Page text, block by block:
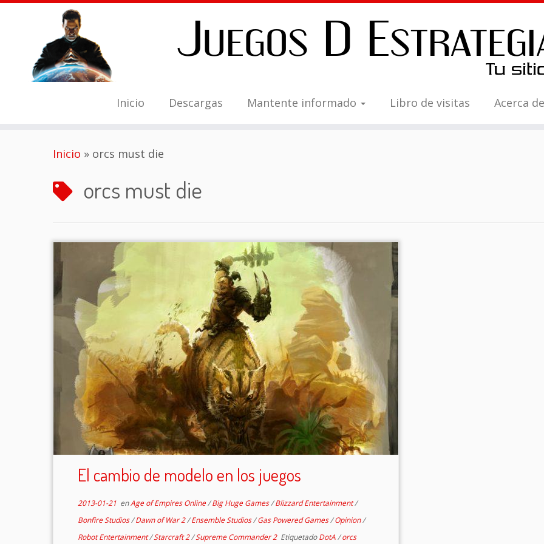
Inicio Descargas Mantente informado Libro de visitas Acerca
Inicio » orcs must die
orcs must die
El cambio de modelo en los juegos
2013-01-21enAge of Empires Online/Big Huge Games/Blizzard Entertainment/
Bonfire Studios/Dawn of War 2/Ensemble Studios/Gas Powered Games/Opinion/
Robot Entertainment/Starcraft 2/Supreme Commander 2 EtiquetadoDotA/orcs